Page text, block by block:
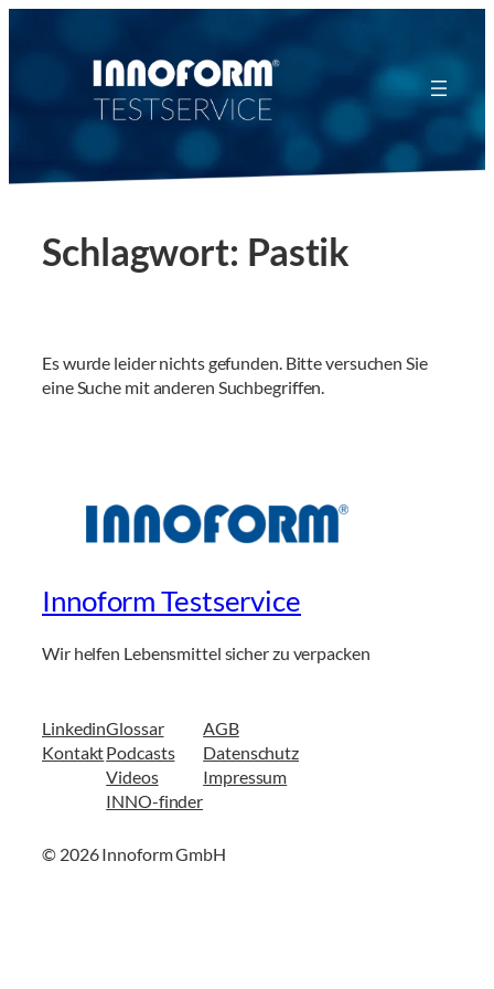
Schlagwort: Pastik
Es wurde leider nichts gefunden. Bitte versuchen Sie
eine Suche mit anderen Suchbegriffen.
Innoform Testservice
Wir helfen Lebensmittel sicher zu verpacken
Linkedin
Kontakt
Glossar
Podcasts
Videos
INNO-finder
AGB
Datenschutz
Impressum
© 2026 Innoform GmbH